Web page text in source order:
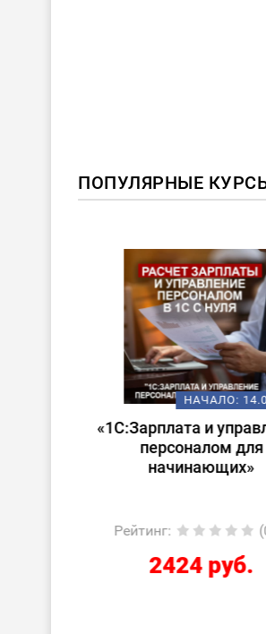
ПОПУЛЯРНЫЕ
НАЧАЛО:
«1С:Зарплата и
персоналом для
начинающих»
Рейтинг:
2424 руб.